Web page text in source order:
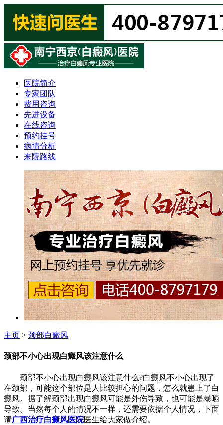
医院简介
专家团队
费用咨询
先进设备
在线咨询
预约挂号
病情分析
来院路线
主页 > 颈部白癜风
颈部不小心出现白癜风该注意什么
颈部不小心出现白癜风该注意什么?白癜风不小心出现了
在颈部，可能这个部位是人比较担心的问题，怎么就患上了白
癜风。据了解颈部出现白癜风可能是外伤导致，也可能是暴晒
导致。当然每个人的情况不一样，还需要依据个人情况，下面
请广西治疗白癜风医院医生给大家做介绍。